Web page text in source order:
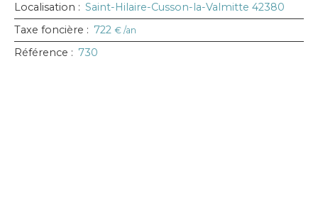
Localisation : Saint-Hilaire-Cusson-la-Valmitte 42380
Taxe foncière : 722 € /an
Référence : 730